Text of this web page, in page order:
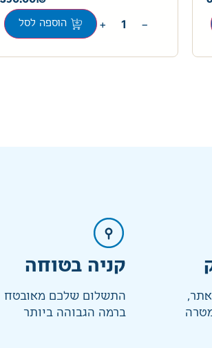
−
+ הוספה לסל
קניה בטוחה
התשלום שלכם מאובטח
ברמה הגבוהה ביותר